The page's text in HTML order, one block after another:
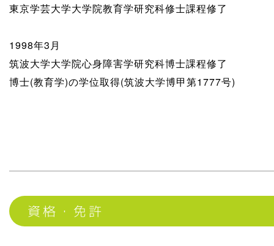
東京学芸大学大学院教育学研究科修士課程修了
1998年3月
筑波大学大学院心身障害学研究科博士課程修了
博士(教育学)の学位取得(筑波大学博甲第1777号)
資格・免許